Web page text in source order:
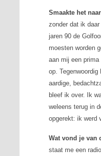
Smaakte het
zonder dat ik
jaren 90 de
moesten worden
aan mij een
op.
aardige,
bleef ik over. Ik
weleens terug in
opgerekt: ik werd
Wat vond je van
staat me een